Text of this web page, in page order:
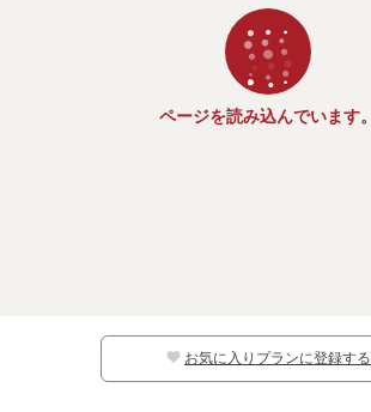
ページを読み込んでいます。
お気に入りプランに登録する